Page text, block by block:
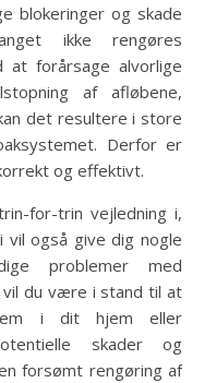
blokeringer og skade
ikke rengøres
forårsage alvorlige
af afløbene,
det resultere i store
Derfor er
og effektivt.
for-trin vejledning i,
vil også give dig nogle
problemer med
vil du være i stand til at
i dit hjem eller
skader og
forsømt rengøring af